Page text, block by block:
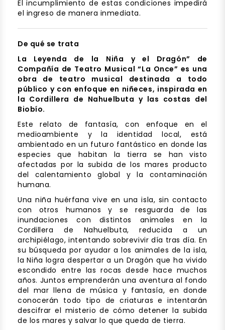
El incumplimiento de estas condiciones impedirá
el ingreso de manera inmediata.
De qué se trata
La Leyenda de la Niña y el Dragón” de
Compañía de Teatro Musical “La Once” es una
obra de teatro musical destinada a todo
público y con enfoque en niñeces, inspirada en
la Cordillera de Nahuelbuta y las costas del
Biobío.
Este relato de fantasía, con enfoque en el
medioambiente y la identidad local, está
ambientado en un futuro fantástico en donde las
especies que habitan la tierra se han visto
afectadas por la subida de los mares producto
del calentamiento global y la contaminación
humana.
Una niña huérfana vive en una isla, sin contacto
con otros humanos y se resguarda de las
inundaciones con distintos animales en la
Cordillera de Nahuelbuta, reducida a un
archipiélago, intentando sobrevivir día tras día. En
su búsqueda por ayudar a los animales de la isla,
la Niña logra despertar a un Dragón que ha vivido
escondido entre las rocas desde hace muchos
años. Juntos emprenderán una aventura al fondo
del mar llena de música y fantasía, en donde
conocerán todo tipo de criaturas e intentarán
descifrar el misterio de cómo detener la subida
de los mares y salvar lo que queda de tierra.